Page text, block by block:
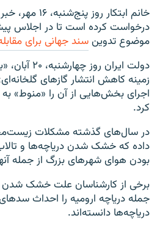
خانم ابتکار روز
درخواست کرده است تا در اجلاس
موضوع تدوینسند جهانی برای
دولت ایران
زمینه کاهش انتشار گازهای
اجرای بخش‌هایی از آن را «منوط» به
کرد.
در سال‌های گذشته مشکلات
داده که خشک شدن دریاچه‌ها و
بودن هوای شهرهای بزرگ از جمله
برخی از کارشناسان علت خشک شدن
جمله دریاچه ارومیه را احداث
دریاچه‌ها دانسته‌اند.